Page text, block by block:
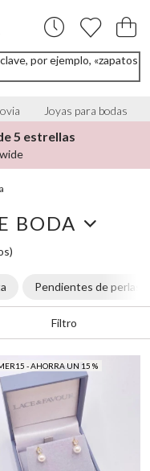
por ejemplo, «zapatos
Joyas para bodas
5 estrellas
BODA
Pendientes de perlas
Filtro
- AHORRA UN 15 %